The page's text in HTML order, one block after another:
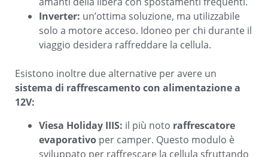
Inverter: un’ottima soluzione, ma utilizzabile
solo a motore acceso. Idoneo per chi durante il
viaggio desidera raffreddare la cellula.
Esistono inoltre due alternative per avere un
sistema di raffrescamento con alimentazione a
12V:
Viesa Holiday IIIS: il più noto raffrescatore
evaporativo per camper. Questo modulo è
sviluppato per raffrescare la cellula sfruttando